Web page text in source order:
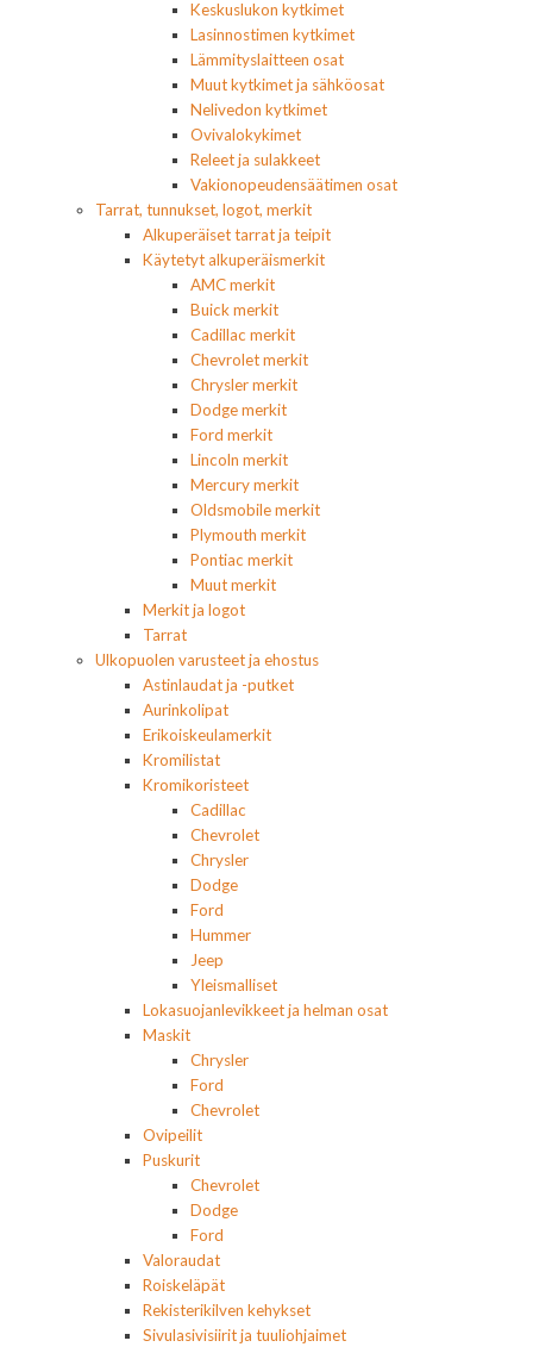
Keskuslukon kytkimet
Lasinnostimen kytkimet
Lämmityslaitteen osat
Muut kytkimet ja sähköosat
Nelivedon kytkimet
Ovivalokykimet
Releet ja sulakkeet
Vakionopeudensäätimen osat
Tarrat, tunnukset, logot, merkit
Alkuperäiset tarrat ja teipit
Käytetyt alkuperäismerkit
AMC merkit
Buick merkit
Cadillac merkit
Chevrolet merkit
Chrysler merkit
Dodge merkit
Ford merkit
Lincoln merkit
Mercury merkit
Oldsmobile merkit
Plymouth merkit
Pontiac merkit
Muut merkit
Merkit ja logot
Tarrat
Ulkopuolen varusteet ja ehostus
Astinlaudat ja -putket
Aurinkolipat
Erikoiskeulamerkit
Kromilistat
Kromikoristeet
Cadillac
Chevrolet
Chrysler
Dodge
Ford
Hummer
Jeep
Yleismalliset
Lokasuojanlevikkeet ja helman osat
Maskit
Chrysler
Ford
Chevrolet
Ovipeilit
Puskurit
Chevrolet
Dodge
Ford
Valoraudat
Roiskeläpät
Rekisterikilven kehykset
Sivulasivisiirit ja tuuliohjaimet